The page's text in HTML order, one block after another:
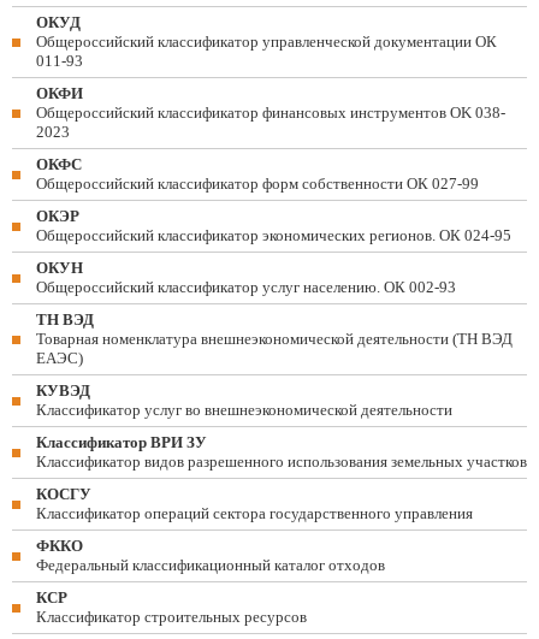
ОКУД
Общероссийский классификатор управленческой документации ОК
011-93
ОКФИ
Общероссийский классификатор финансовых инструментов OK 038-
2023
ОКФС
Общероссийский классификатор форм собственности ОК 027-99
ОКЭР
Общероссийский классификатор экономических регионов. ОК 024-95
ОКУН
Общероссийский классификатор услуг населению. ОК 002-93
ТН ВЭД
Товарная номенклатура внешнеэкономической деятельности (ТН ВЭД
ЕАЭС)
КУВЭД
Классификатор услуг во внешнеэкономической деятельности
Классификатор ВРИ ЗУ
Классификатор видов разрешенного использования земельных участков
КОСГУ
Классификатор операций сектора государственного управления
ФККО
Федеральный классификационный каталог отходов
КСР
Классификатор строительных ресурсов